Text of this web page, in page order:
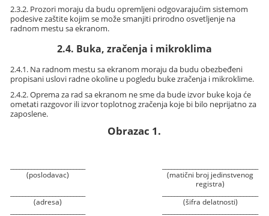
2.3.2. Prozori moraju da budu opremljeni odgovarajućim sistemom
podesive zaštite kojim se može smanjiti prirodno osvetljenje na
radnom mestu sa ekranom.
2.4. Buka, zračenja i mikroklima
2.4.1. Na radnom mestu sa ekranom moraju da budu obezbeđeni
propisani uslovi radne okoline u pogledu buke zračenja i mikroklime.
2.4.2. Oprema za rad sa ekranom ne sme da bude izvor buke koja će
ometati razgovor ili izvor toplotnog zračenja koje bi bilo neprijatno za
zaposlene.
Obrazac 1.
(poslodavac)
(matični broj jedinstvenog
registra)
(adresa)
(šifra delatnosti)